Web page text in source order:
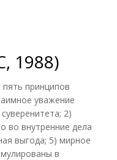
1988)
принципов
уважение
2)
во внутренние дела
выгода; 5) мирное
в